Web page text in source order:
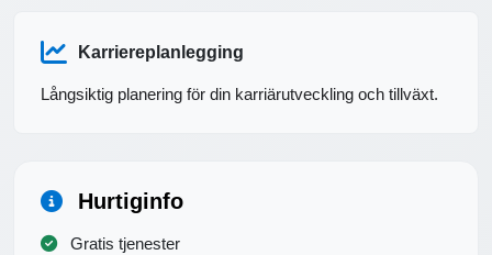
Karriereplanlegging
Långsiktig planering för din karriärutveckling och tillväxt.
Hurtiginfo
Gratis tjenester